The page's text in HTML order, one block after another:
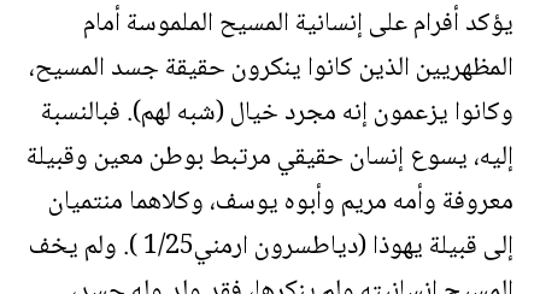
يؤكد أفرام على إنسانية المسيح الملموسة أمام
المظهريين الذين كانوا ينكرون حقيقة جسد المسيح،
وكانوا يزعمون إنه مجرد خيال (شبه لهم). فبالنسبة
إليه، يسوع إنسان حقيقي مرتبط بوطن معين وقبيلة
معروفة وأمه مريم وأبوه يوسف، وكلاهما منتميان
إلى قبيلة يهوذا (دياطسرون ارمني1/25 ). ولم يخف